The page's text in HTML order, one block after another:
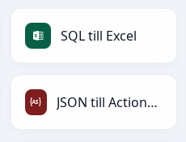
SQL till Excel
JSON till ActionScript